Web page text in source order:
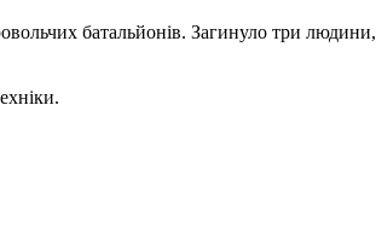
батальйонів. Загинуло три людини,